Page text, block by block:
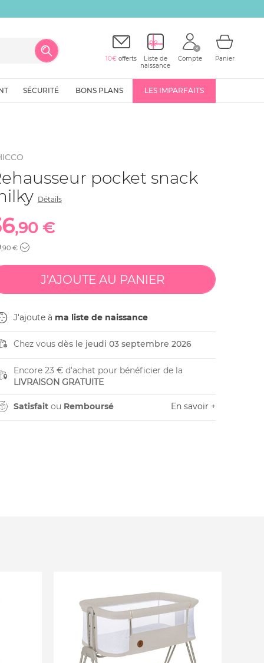
10€ offerts
Liste de
naissance
Compte Panier
SÉCURITÉ BONS PLANS LES IMPARFAITS
pocket snack
Détails
,90 €
,90 €
J'ajoute à ma liste de naissance
Chez vous dès le jeudi 03 septembre 2026
Encore 23 € d'achat pour bénéficier de la
LIVRAISON GRATUITE
Satisfaitou Remboursé En savoir +